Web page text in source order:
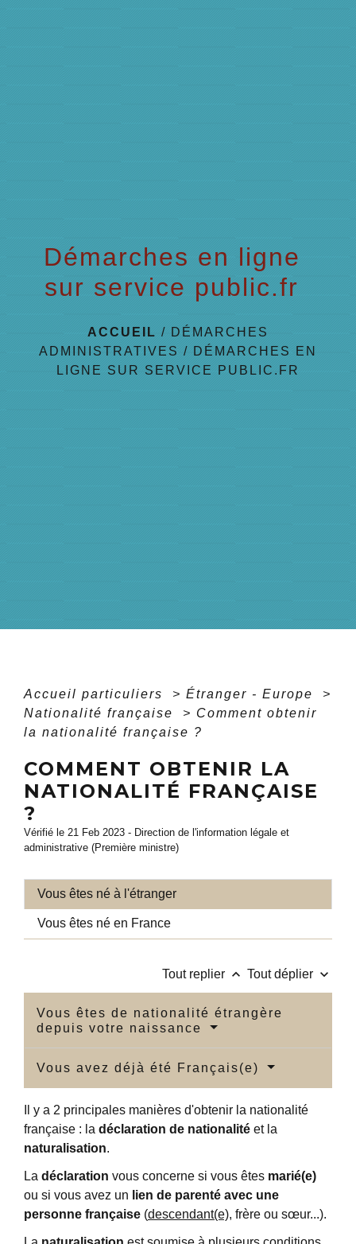
Démarches en ligne
sur service public.fr
ACCUEIL / DÉMARCHES
ADMINISTRATIVES / DÉMARCHES EN
LIGNE SUR SERVICE PUBLIC.FR
Accueil particuliers > Étranger - Europe
>
Nationalité française
> Comment obtenir
la nationalité française ?
COMMENT OBTENIR LA
NATIONALITÉ FRANÇAISE
?
Vérifié le 21 Feb 2023 - Direction de l'information légale et
administrative (Première ministre)
Vous êtes né à l'étranger
Vous êtes né en France
Tout replier keyboard_arrow_up Tout déplier keyboard_arrow_down
Vous êtes de nationalité étrangère
depuis votre naissance
Vous avez déjà été Français(e)
Il y a 2 principales manières d'obtenir la nationalité
française : la déclaration de nationalité et la
naturalisation.
La déclaration vous concerne si vous êtes marié(e)
ou si vous avez un lien de parenté avec une
personne française (descendant(e), frère ou sœur...).